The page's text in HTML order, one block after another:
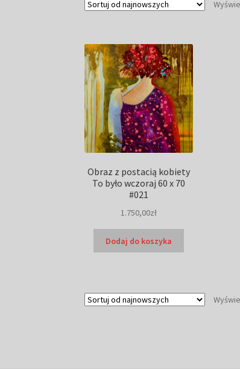
Obraz z postacią kobiety
To było wczoraj 60 x 70
#021
1.750,00zł
Dodaj do koszyka